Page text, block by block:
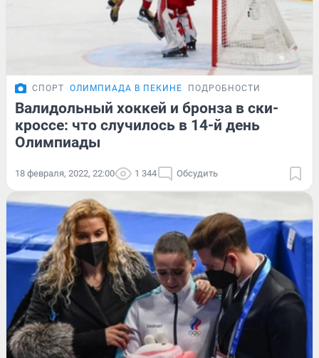
СПОРТ ОЛИМПИАДА В ПЕКИНЕ ПОДРОБНОСТИ
Валидольный хоккей и бронза в ски-
кроссе: что случилось в 14-й день
Олимпиады
18 февраля, 2022, 22:00 1 344 Обсудить